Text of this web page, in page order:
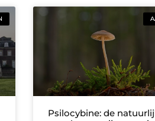
Psilocybine: de